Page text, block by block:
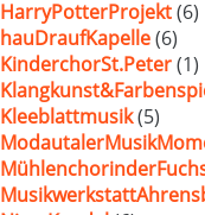
HarryPotterProjekt(6)
hauDraufKapelle(6)
KinderchorSt.Peter(1)
Kleeblattmusik(5)